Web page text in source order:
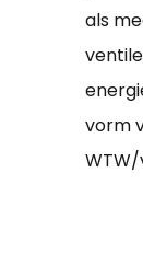
als
vorm